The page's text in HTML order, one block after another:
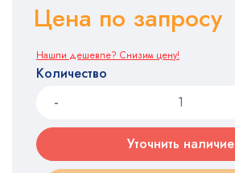
Цена по запросу
Нашли дешевле? Снизим цену!
Количество
Уточнить наличие